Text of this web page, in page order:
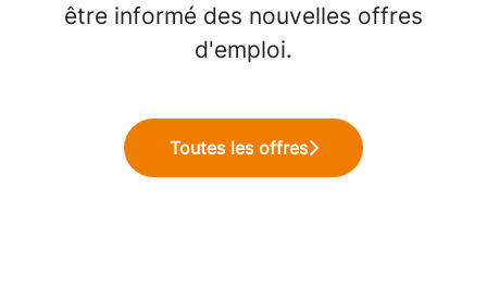
être informé des nouvelles offres
d'emploi.
Toutes les offres